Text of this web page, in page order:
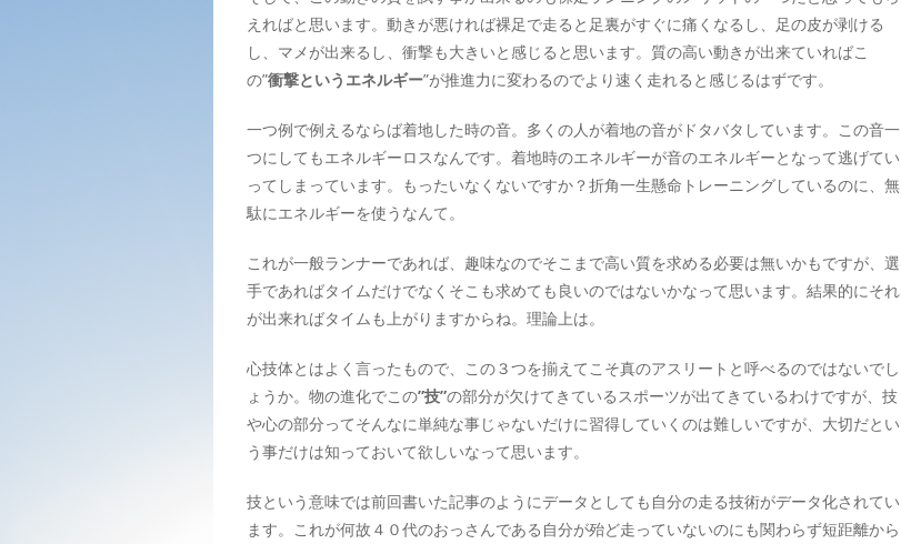
えればと思います。動きが悪ければ裸足で走ると足裏がすぐに痛くなるし、足の皮が剥ける
し、マメが出来るし、衝撃も大きいと感じると思います。質の高い動きが出来ていればこ
の”衝撃というエネルギー”が推進力に変わるのでより速く走れると感じるはずです。
一つ例で例えるならば着地した時の音。多くの人が着地の音がドタバタしています。この音一
つにしてもエネルギーロスなんです。着地時のエネルギーが音のエネルギーとなって逃げてい
ってしまっています。もったいなくないですか？折角一生懸命トレーニングしているのに、無
駄にエネルギーを使うなんて。
これが一般ランナーであれば、趣味なのでそこまで高い質を求める必要は無いかもですが、選
手であればタイムだけでなくそこも求めても良いのではないかなって思います。結果的にそれ
が出来ればタイムも上がりますからね。理論上は。
心技体とはよく言ったもので、この３つを揃えてこそ真のアスリートと呼べるのではないでし
ょうか。物の進化でこの”技”の部分が欠けてきているスポーツが出てきているわけですが、技
や心の部分ってそんなに単純な事じゃないだけに習得していくのは難しいですが、大切だとい
う事だけは知っておいて欲しいなって思います。
技という意味では前回書いた記事のようにデータとしても自分の走る技術がデータ化されてい
ます。これが何故４０代のおっさんである自分が殆ど走っていないのにも関わらず短距離から